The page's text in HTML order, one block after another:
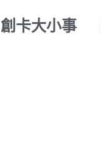
創卡大小事